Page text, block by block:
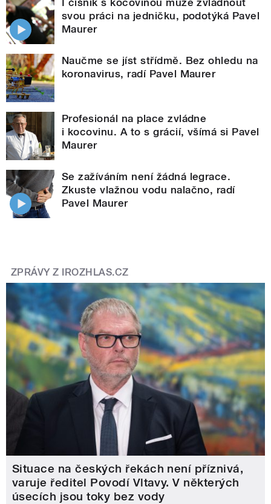
I číšník s kocovinou může zvládnout
svou práci na jedničku, podotýká Pavel
Maurer
Naučme se jíst střídmě. Bez ohledu na
koronavirus, radí Pavel Maurer
Profesionál na place zvládne
i kocovinu. A to s grácií, všímá si Pavel
Maurer
Se zažíváním není žádná legrace.
Zkuste vlažnou vodu nalačno, radí
Pavel Maurer
ZPRÁVY Z IROZHLAS.CZ
Situace na českých řekách není příznivá,
varuje ředitel Povodí Vltavy. V některých
úsecích jsou toky bez vody